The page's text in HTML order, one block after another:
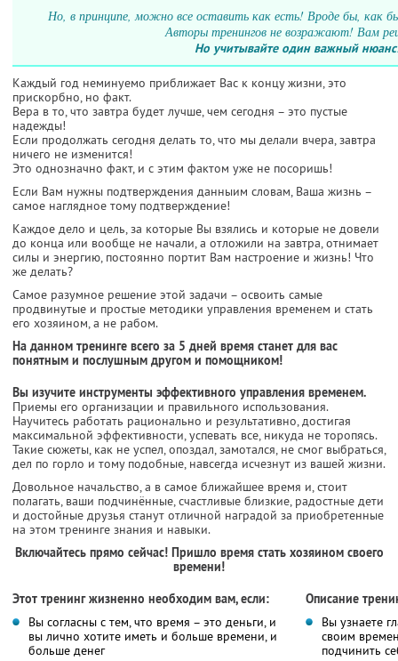
Но, в принципе, можно все оставить как есть! Вроде бы, как
Авторы тренингов не возражают! Вам
Но учитывайте один важный
Каждый год неминуемо приближает Вас к концу жизни, это
прискорбно, но факт.
Вера в то, что завтра будет лучше, чем сегодня – это пустые
надежды!
Если продолжать сегодня делать то, что мы делали вчера, завтра
ничего не изменится!
Это однозначно факт, и с этим фактом уже не посоришь!
Если Вам нужны подтверждения данныим словам, Ваша жизнь –
самое наглядное тому подтверждение!
Каждое дело и цель, за которые Вы взялись и которые не довели
до конца или вообще не начали, а отложили на завтра, отнимает
силы и энергию, постоянно портит Вам настроение и жизнь! Что
же делать?
Самое разумное решение этой задачи – освоить самые
продвинутые и простые методики управления временем и стать
его хозяином, а не рабом.
На данном тренинге всего за 5 дней время станет для вас
понятным и послушным другом и помощником!
Вы изучите инструменты эффективного управления временем.
Приемы его организации и правильного использования.
Научитесь работать рационально и результативно, достигая
максимальной эффективности, успевать все, никуда не торопясь.
Такие сюжеты, как не успел, опоздал, замотался, не смог выбраться,
дел по горло и тому подобные, навсегда исчезнут из вашей жизни.
Довольное начальство, а в самое ближайшее время и, стоит
полагать, ваши подчинённые, счастливые близкие, радостные дети
и достойные друзья станут отличной наградой за приобретенные
на этом тренинге знания и навыки.
Включайтесь прямо сейчас! Пришло время стать хозяином своего
времени!
Этот тренинг жизненно необходим вам, если:
Вы согласны с тем, что время – это деньги, и
вы лично хотите иметь и больше времени, и
больше денег
Описание
Вы узнаете
своим
подчинить